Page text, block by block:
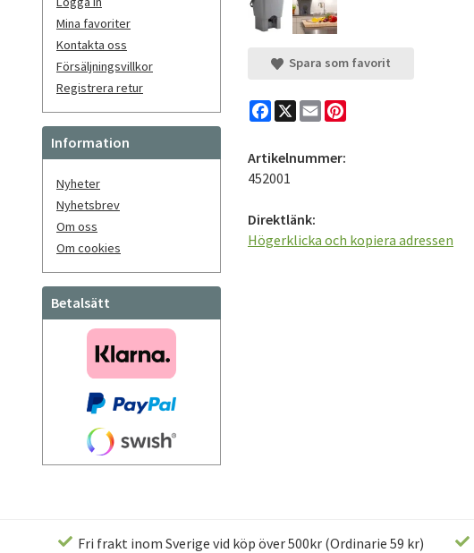
Mina favoriter
Kontakta oss
Försäljningsvillkor
Registrera retur
Information
Nyheter
Nyhetsbrev
Om oss
Om cookies
Betalsätt
Spara som favorit
Facebook
X Email
Artikelnummer:
452001
Direktlänk:
Högerklicka och kopiera adressen
Fri frakt inom Sverige vid köp över 500kr (Ordinarie 59 kr)